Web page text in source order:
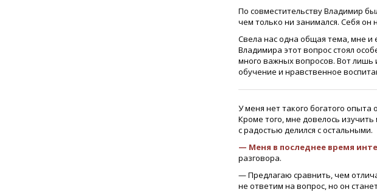
По совместительству Владимир
чем только ни занимался. Себя он
Свела нас одна общая тема, мне и
Владимира этот вопрос стоял
много важных вопросов. Вот лишь
обучение и нравственное
У меня нет такого богатого
Кроме того, мне довелось
с радостью делился с остальными.
— Меня в последнее время
разговора.
— Предлагаю сравнить, чем
не ответим на вопрос, но он